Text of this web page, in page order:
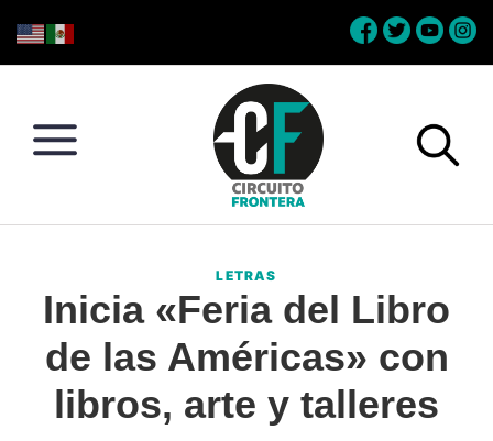
to
to
to
to
Conéctate
la
frontera
LETRAS
Inicia «Feria del Libro
de las Américas» con
libros, arte y talleres